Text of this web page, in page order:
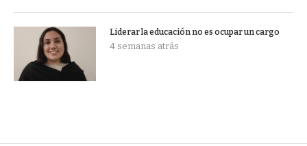
Liderar la educación no es ocupar un cargo
4 semanas atrás